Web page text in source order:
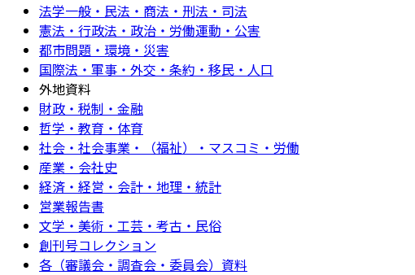
法学一般・民法・商法・刑法・司法
憲法・行政法・政治・労働運動・公害
都市問題・環境・災害
国際法・軍事・外交・条約・移民・人口
外地資料
財政・税制・金融
哲学・教育・体育
社会・社会事業・（福祉）・マスコミ・労働
産業・会社史
経済・経営・会計・地理・統計
営業報告書
文学・美術・工芸・考古・民俗
創刊号コレクション
各（審議会・調査会・委員会）資料